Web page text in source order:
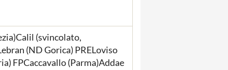
(svincolato,
(ND Gorica) PRELoviso
FPCaccavallo (Parma)Addae